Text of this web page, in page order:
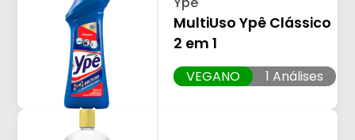
MultiUso Ypê Clássico
2 em 1
VEGANO 1 Análises